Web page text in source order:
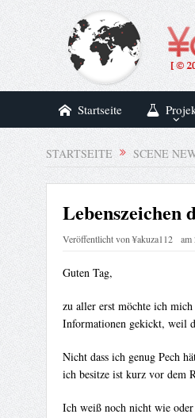
Startseite
STARTSEITE SCENE
Lebenszeichen
Veröffentlicht von¥akuza112 am
Guten Tag,
zu aller erst möchte ich mich
Informationen gekickt, weil
Nicht dass ich genug Pech
ich besitze ist kurz vor dem
Ich weiß noch nicht wie